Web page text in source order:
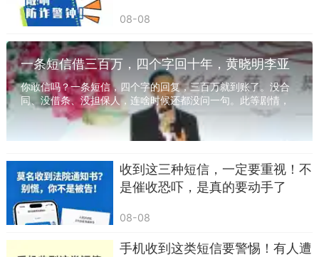
08-08
一条短信借三百万，四个字回十年，黄晓明李亚
鹏交情你看懂了吗？
你敢信吗？一条短信，四个字的回复，三百万就到账了。没合
同、没借条、没担保人，连啥时候还都没问一句。此等剧情，
若置于电视剧中，编剧恐遭诟病，被指思维混沌...
收到这三种短信，一定要重视！不
是催收恐吓，是真的要动手了
08-08
手机收到这类短信要警惕！有人遭